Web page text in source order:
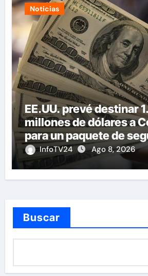
Noticias
EE.UU. prevé destinar
millones de dólares a
para un paquete de
InfoTV24 Ago 8, 2026
Buscar